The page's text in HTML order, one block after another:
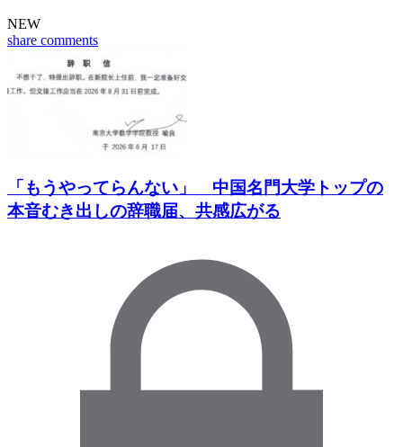
NEW
share comments
「もうやってらんない」 中国名門大学トップの
本音むき出しの辞職届、共感広がる